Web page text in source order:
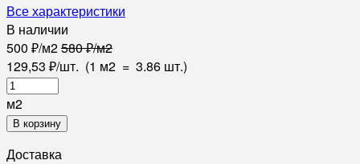
Все характеристики
В наличии
500 ₽/м2580₽/м2
129,53 ₽/шт. (1 м2 = 3.86 шт.)
м2
В корзину
Доставка